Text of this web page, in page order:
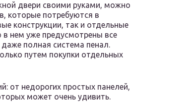
двери своими руками, можно
которые потребуются в
конструкции, так и отдельные
нем уже предусмотрены все
полная система пенал.
путем покупки отдельных
от недорогих простых панелей,
может очень удивить.